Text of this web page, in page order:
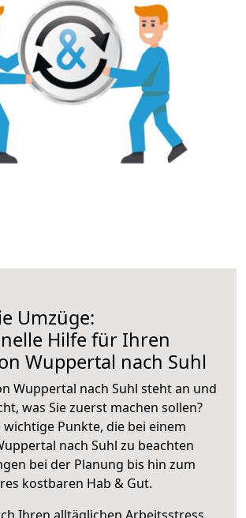
Umzüge:
Hilfe für Ihren
Wuppertal nach Suhl
Wuppertal nach Suhl steht an und
was Sie zuerst machen sollen?
wichtige Punkte, die bei einem
nach Suhl zu beachten
bei der Planung bis hin zum
kostbaren Hab & Gut.